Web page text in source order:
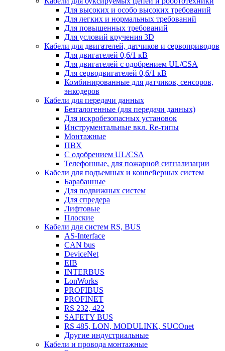
Для высоких и особо высоких требований
Для легких и нормальных требований
Для повышенных требований
Для условий кручения 3D
Кабели для двигателей, датчиков и сервоприводов
Для двигателей 0,6/1 кВ
Для двигателей с одобрением UL/CSA
Для серводвигателей 0,6/1 кВ
Комбинированные для датчиков, cенсоров,
энкодеров
Кабели для передачи данных
Безгалогенные (для передачи данных)
Для искробезопасных установок
Инструментальные вкл. Re-типы
Монтажные
ПВХ
С одобрением UL/CSA
Телефонные, для пожарной сигнализации
Кабели для подъемных и конвейерных систем
Барабанные
Для подвижных систем
Для спредера
Лифтовые
Плоские
Кабели для систем RS, BUS
AS-Interface
CAN bus
DeviceNet
EIB
INTERBUS
LonWorks
PROFIBUS
PROFINET
RS 232, 422
SAFETY BUS
RS 485, LON, MODULINK, SUCOnet
Другие индустриальные
Кабели и провода монтажные